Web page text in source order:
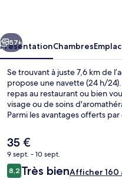
Suivant
57+
PrésentationChambres
Se trouvant à juste 7,6 km de
propose une navette (24 h/
repas au restaurant ou bien
visage ou de soins
Parmi les avantages offerts
à une très courte distance à
téléphérique de Edificio
téléphérique d'Armentia, à 11
Le
prix
actuel
est
35 €
9 sept. - 10 sept.
Avis
8,28,2 sur 10
Très bienAfficher 160